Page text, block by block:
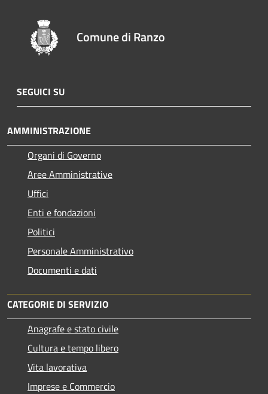
Comune di Ranzo
SEGUICI SU
AMMINISTRAZIONE
Organi di Governo
Aree Amministrative
Uffici
Enti e fondazioni
Politici
Personale Amministrativo
Documenti e dati
CATEGORIE DI SERVIZIO
Anagrafe e stato civile
Cultura e tempo libero
Vita lavorativa
Imprese e Commercio